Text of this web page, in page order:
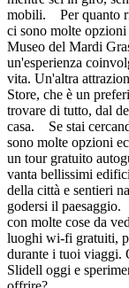
mobili. Per quanto
ci sono molte
Museo del Mardi
un'esperienza
vita. Un'altra
Store, che è un
trovare di tutto, dal
casa. Se stai
sono molte opzioni
un tour gratuito
vanta bellissimi
della città e sentieri
godersi il
con molte cose da
luoghi wi-fi gratuiti,
durante i tuoi viaggi.
Slidell oggi e